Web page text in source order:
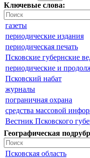
Ключевые слова:
газеты
периодические издания
периодическая печать
Псковские губернские
периодические и
Псковский набат
журналы
пограничная охрана
средства массовой
Вестник Псковского
Географическая
Псковская область